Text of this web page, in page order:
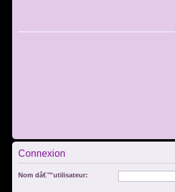
Connexion
Nom dâ€™utilisateur: